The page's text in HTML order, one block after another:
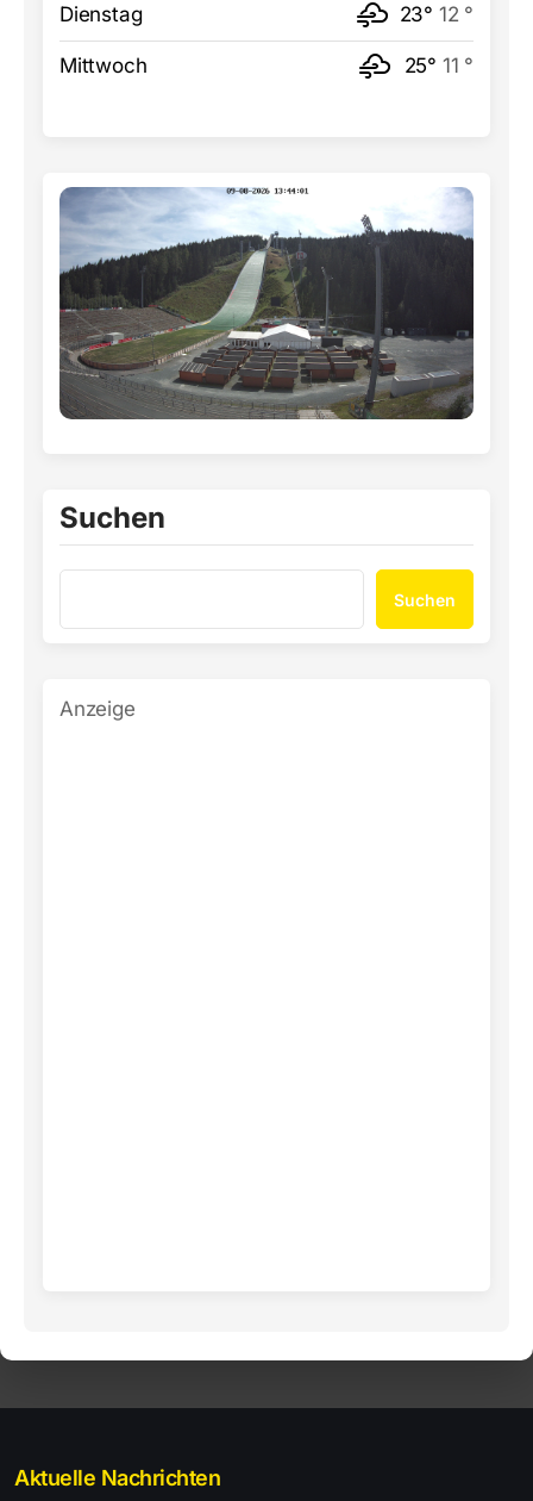
Dienstag 23° 12 °
Mittwoch 25° 11 °
Suchen
Suchen
Anzeige
Aktuelle Nachrichten